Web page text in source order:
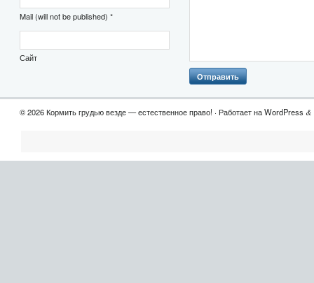
Mail (will not be published) *
Сайт
© 2026 Кормить грудью везде — естественное право! · Работает на WordPress &